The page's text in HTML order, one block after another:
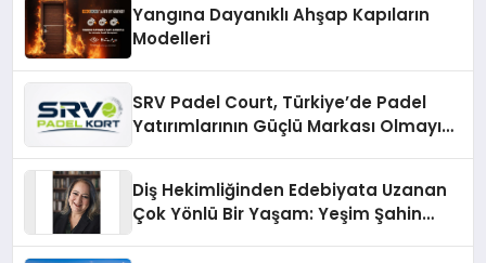
Yangına Dayanıklı Ahşap Kapıların
Modelleri
SRV Padel Court, Türkiye’de Padel
Yatırımlarının Güçlü Markası Olmayı
Diş Hekimliğinden Edebiyata Uzanan
Çok Yönlü Bir Yaşam: Yeşim Şahin